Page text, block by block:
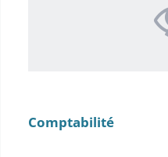
Comptabilité